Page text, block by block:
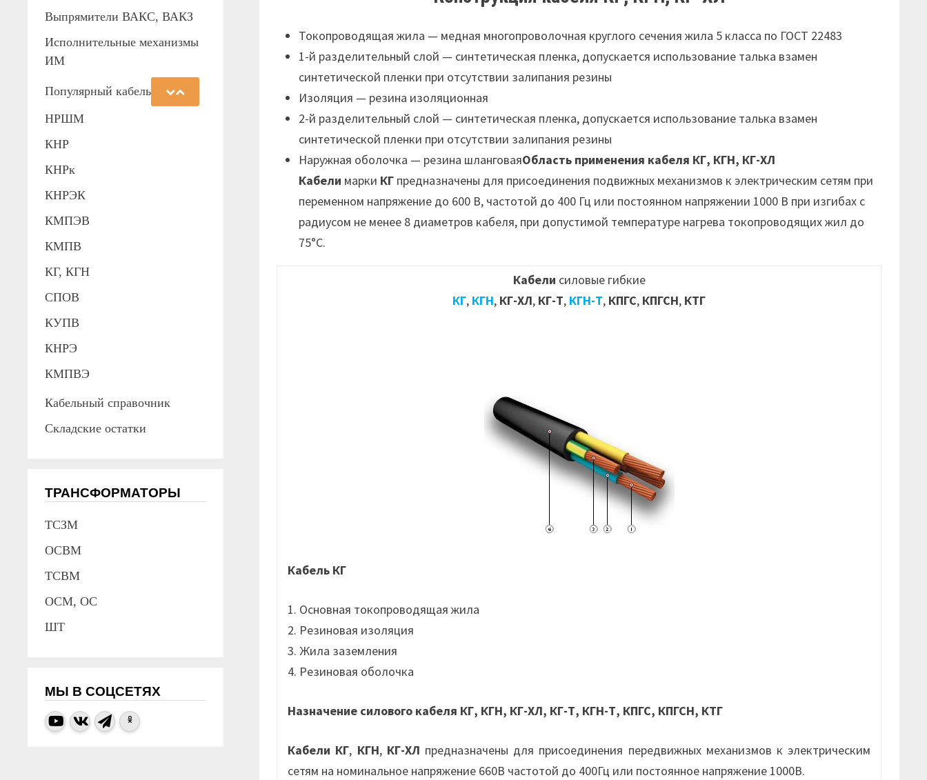
Токопроводящая жила — медная многопроволочная круглого сечения жила 5 класса по ГОСТ 22483
1-й разделительный слой — синтетическая пленка, допускается использование талька взамен
синтетической пленки при отсутствии залипания резины
Изоляция — резина изоляционная
2-й разделительный слой — синтетическая пленка, допускается использование талька взамен
синтетической пленки при отсутствии залипания резины
Наружная оболочка — резина шланговаяОбласть применения кабеля КГ, КГН, КГ-ХЛ
Кабели марки КГ предназначены для присоединения подвижных механизмов к электрическим сетям при
переменном напряжение до 600 В, частотой до 400 Гц или постоянном напряжении 1000 В при изгибах с
радиусом не менее 8 диаметров кабеля, при допустимой температуре нагрева токопроводящих жил до
75°С.
Кабели силовые гибкие
КГ, КГН, КГ-ХЛ, КГ-Т, КГН-Т, КПГС, КПГСН, КТГ
Кабель КГ
1. Основная токопроводящая жила
2. Резиновая изоляция
3. Жила заземления
4. Резиновая оболочка
Назначение силового кабеля КГ, КГН, КГ-ХЛ, КГ-Т, КГН-Т, КПГС, КПГСН, КТГ
Кабели КГ, КГН, КГ-ХЛ предназначены для присоединения передвижных механизмов к электрическим
сетям на номинальное напряжение 660В частотой до 400Гц или постоянное напряжение 1000В.
Выпрямители ВАКС, ВАКЗ
Исполнительные механизмы
ИМ
Популярный кабель
НРШМ
КНР
КНРк
КНРЭК
КМПЭВ
КМПВ
КГ, КГН
СПОВ
КУПВ
КНРЭ
КМПВЭ
Кабельный справочник
Складские остатки
ТРАНСФОРМАТОРЫ
ТСЗМ
ОСВМ
ТСВМ
ОСМ, ОС
ШТ
МЫ В СОЦСЕТЯХ